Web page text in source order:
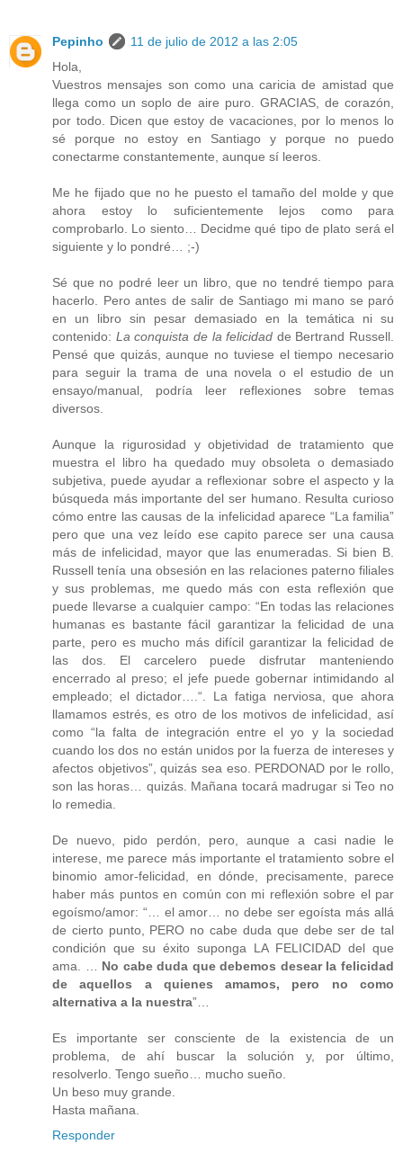
Pepinho
11 de julio de 2012 a las 2:05
Hola,
Vuestros mensajes son como una caricia de amistad que
llega como un soplo de aire puro. GRACIAS, de corazón,
por todo. Dicen que estoy de vacaciones, por lo menos lo
sé porque no estoy en Santiago y porque no puedo
conectarme constantemente, aunque sí leeros.
Me he fijado que no he puesto el tamaño del molde y que
ahora estoy lo suficientemente lejos como para
comprobarlo. Lo siento… Decidme qué tipo de plato será el
siguiente y lo pondré… ;-)
Sé que no podré leer un libro, que no tendré tiempo para
hacerlo. Pero antes de salir de Santiago mi mano se paró
en un libro sin pesar demasiado en la temática ni su
contenido: La conquista de la felicidad de Bertrand Russell.
Pensé que quizás, aunque no tuviese el tiempo necesario
para seguir la trama de una novela o el estudio de un
ensayo/manual, podría leer reflexiones sobre temas
diversos.
Aunque la rigurosidad y objetividad de tratamiento que
muestra el libro ha quedado muy obsoleta o demasiado
subjetiva, puede ayudar a reflexionar sobre el aspecto y la
búsqueda más importante del ser humano. Resulta curioso
cómo entre las causas de la infelicidad aparece “La familia”
pero que una vez leído ese capito parece ser una causa
más de infelicidad, mayor que las enumeradas. Si bien B.
Russell tenía una obsesión en las relaciones paterno filiales
y sus problemas, me quedo más con esta reflexión que
puede llevarse a cualquier campo: “En todas las relaciones
humanas es bastante fácil garantizar la felicidad de una
parte, pero es mucho más difícil garantizar la felicidad de
las dos. El carcelero puede disfrutar manteniendo
encerrado al preso; el jefe puede gobernar intimidando al
empleado; el dictador….“. La fatiga nerviosa, que ahora
llamamos estrés, es otro de los motivos de infelicidad, así
como “la falta de integración entre el yo y la sociedad
cuando los dos no están unidos por la fuerza de intereses y
afectos objetivos”, quizás sea eso. PERDONAD por le rollo,
son las horas… quizás. Mañana tocará madrugar si Teo no
lo remedia.
De nuevo, pido perdón, pero, aunque a casi nadie le
interese, me parece más importante el tratamiento sobre el
binomio amor-felicidad, en dónde, precisamente, parece
haber más puntos en común con mi reflexión sobre el par
egoísmo/amor: “… el amor… no debe ser egoísta más allá
de cierto punto, PERO no cabe duda que debe ser de tal
condición que su éxito suponga LA FELICIDAD del que
ama. … No cabe duda que debemos desear la felicidad
de aquellos a quienes amamos, pero no como
alternativa a la nuestra”…
Es importante ser consciente de la existencia de un
problema, de ahí buscar la solución y, por último,
resolverlo. Tengo sueño… mucho sueño.
Un beso muy grande.
Hasta mañana.
Responder